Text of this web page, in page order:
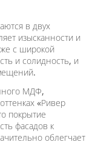
в двух
изысканности и
с широкой
и солидность, и
МДФ,
«Ривер
покрытие
фасадов к
облегчает